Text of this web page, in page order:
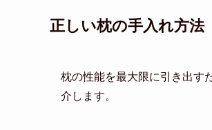
正しい枕の手入れ方法
枕の性能を最大限に引き出す
介します。